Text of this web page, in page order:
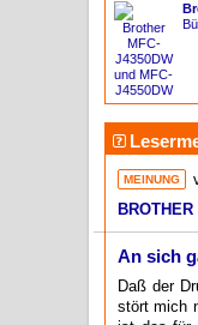
MEINUNG
An sich
Daß der
stört mich